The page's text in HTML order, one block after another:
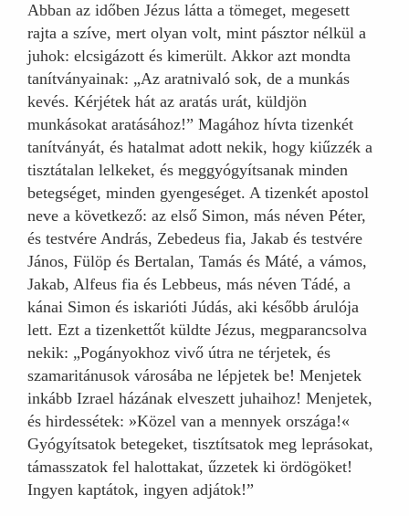
Abban az időben Jézus látta a tömeget, megesett
rajta a szíve, mert olyan volt, mint pásztor nélkül a
juhok: elcsigázott és kimerült. Akkor azt mondta
tanítványainak: „Az aratnivaló sok, de a munkás
kevés. Kérjétek hát az aratás urát, küldjön
munkásokat aratásához!” Magához hívta tizenkét
tanítványát, és hatalmat adott nekik, hogy kiűzzék a
tisztátalan lelkeket, és meggyógyítsanak minden
betegséget, minden gyengeséget. A tizenkét apostol
neve a következő: az első Simon, más néven Péter,
és testvére András, Zebedeus fia, Jakab és testvére
János, Fülöp és Bertalan, Tamás és Máté, a vámos,
Jakab, Alfeus fia és Lebbeus, más néven Tádé, a
kánai Simon és iskarióti Júdás, aki később árulója
lett. Ezt a tizenkettőt küldte Jézus, megparancsolva
nekik: „Pogányokhoz vivő útra ne térjetek, és
szamaritánusok városába ne lépjetek be! Menjetek
inkább Izrael házának elveszett juhaihoz! Menjetek,
és hirdessétek: »Közel van a mennyek országa!«
Gyógyítsatok betegeket, tisztítsatok meg leprásokat,
támasszatok fel halottakat, űzzetek ki ördögöket!
Ingyen kaptátok, ingyen adjátok!”